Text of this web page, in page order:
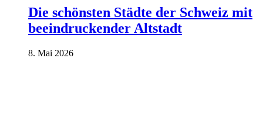
Die schönsten Städte der Schweiz mit
beeindruckender Altstadt
8. Mai 2026